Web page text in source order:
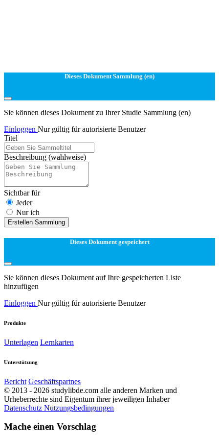
Dieses Dokument Sammlung (en)
Sie können dieses Dokument zu Ihrer Studie Sammlung (en)
Einloggen Nur gültig für autorisierte Benutzer
Titel
Beschreibung (wahlweise)
Sichtbar für
Jeder
Nur ich
Erstellen Sammlung
Dieses Dokument gespeichert
Sie können dieses Dokument auf Ihre gespeicherten Liste
hinzufügen
Einloggen Nur gültig für autorisierte Benutzer
Produkte
Unterlagen Lernkarten
Unterstützung
Bericht Geschäftspartnes
© 2013 - 2026 studylibde.com alle anderen Marken und
Urheberrechte sind Eigentum ihrer jeweiligen Inhaber
Datenschutz Nutzungsbedingungen
Mache einen Vorschlag